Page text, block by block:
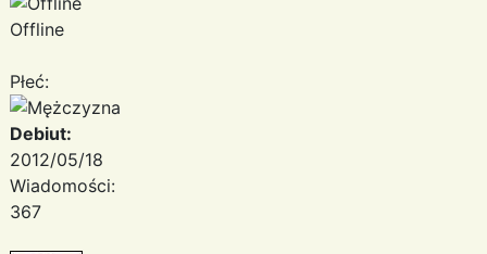
Offline
Płeć:
Debiut:
2012/05/18
Wiadomości:
367